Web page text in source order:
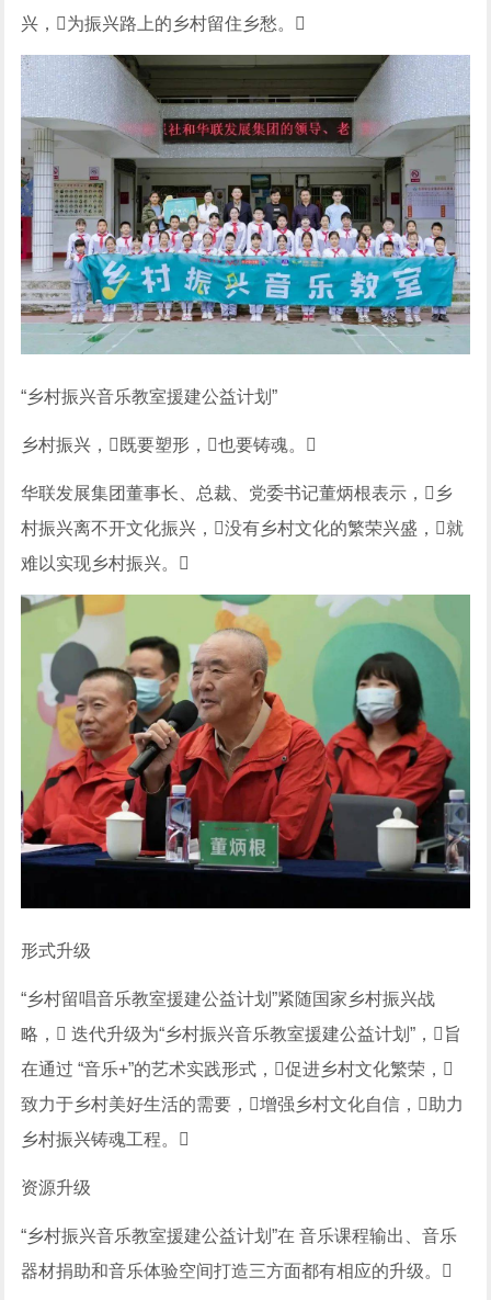
兴，为振兴路上的乡村留住乡愁。
“乡村振兴音乐教室援建公益计划”
乡村振兴，既要塑形，也要铸魂。
华联发展集团董事长、总裁、党委书记董炳根表示，乡
村振兴离不开文化振兴，没有乡村文化的繁荣兴盛，就
难以实现乡村振兴。
形式升级
“乡村留唱音乐教室援建公益计划”紧随国家乡村振兴战
略， 迭代升级为“乡村振兴音乐教室援建公益计划”，旨
在通过 “音乐+”的艺术实践形式，促进乡村文化繁荣，
致力于乡村美好生活的需要，增强乡村文化自信，助力
乡村振兴铸魂工程。
资源升级
“乡村振兴音乐教室援建公益计划”在 音乐课程输出、音乐
器材捐助和音乐体验空间打造三方面都有相应的升级。